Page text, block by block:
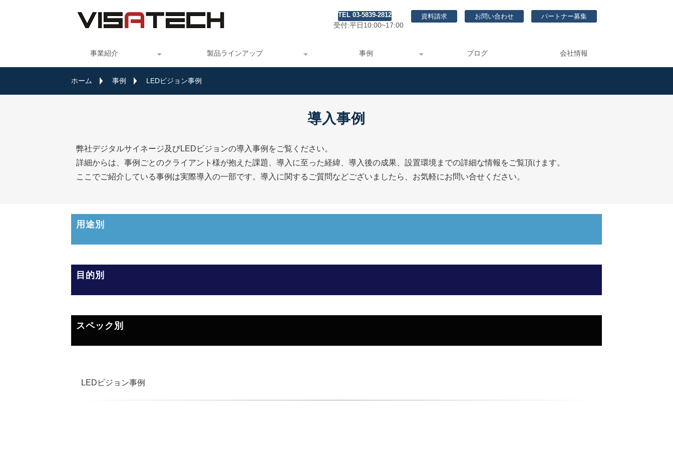
TEL 03-5839-2812
受付:平日10:00~17:00
資料請求 お問い合わせ パートナー募集
事業紹介 製品ラインアップ 事例 ブログ 会社情報
ホーム 事例 LEDビジョン事例
導入事例
弊社デジタルサイネージ及びLEDビジョンの導入事例をご覧ください。
詳細からは、事例ごとのクライアント様が抱えた課題、導入に至った経緯、導入後の成果、設置環境までの詳細な情報をご覧頂けます。
ここでご紹介している事例は実際導入の一部です。導入に関するご質問などございましたら、お気軽にお問い合せください。
用途別
目的別
スペック別
LEDビジョン事例